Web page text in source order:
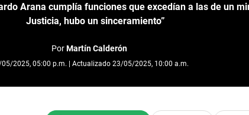
Arana cumplía funciones que excedían a las de un
Justicia, hubo un sinceramiento”
PorMartín Calderón
2025, 05:00 p.m. | Actualizado 23/05/2025, 10:00 a.m.